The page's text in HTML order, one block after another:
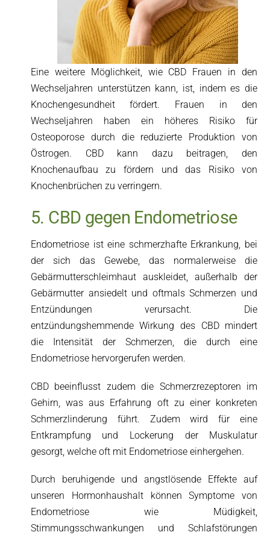
Eine weitere Möglichkeit, wie CBD Frauen in den
Wechseljahren unterstützen kann, ist, indem es die
Knochengesundheit fördert. Frauen in den
Wechseljahren haben ein höheres Risiko für
Osteoporose durch die reduzierte Produktion von
Östrogen. CBD kann dazu beitragen, den
Knochenaufbau zu fördern und das Risiko von
Knochenbrüchen zu verringern.
5. CBD gegen Endometriose
Endometriose ist eine schmerzhafte Erkrankung, bei
der sich das Gewebe, das normalerweise die
Gebärmutterschleimhaut auskleidet, außerhalb der
Gebärmutter ansiedelt und oftmals Schmerzen und
Entzündungen verursacht. Die
entzündungshemmende Wirkung des CBD mindert
die Intensität der Schmerzen, die durch eine
Endometriose hervorgerufen werden.
CBD beeinflusst zudem die Schmerzrezeptoren im
Gehirn, was aus Erfahrung oft zu einer konkreten
Schmerzlinderung führt. Zudem wird für eine
Entkrampfung und Lockerung der Muskulatur
gesorgt, welche oft mit Endometriose einhergehen.
Durch beruhigende und angstlösende Effekte auf
unseren Hormonhaushalt können Symptome von
Endometriose wie Müdigkeit,
Stimmungsschwankungen und Schlafstörungen